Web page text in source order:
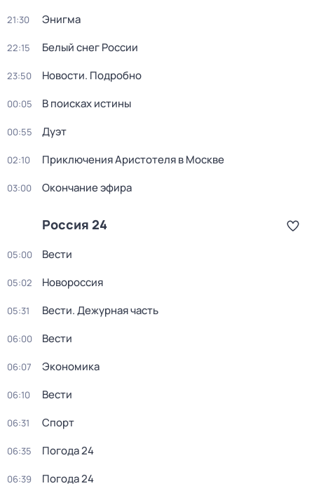
21:30 Энигма
22:15 Белый снег России
23:50 Новости. Подробно
00:05 В поисках истины
00:55 Дуэт
02:10 Приключения Аристотеля в Москве
03:00 Окончание эфира
Россия 24
05:00 Вести
05:02 Новороссия
05:31 Вести. Дежурная часть
06:00 Вести
06:07 Экономика
06:10 Вести
06:31 Спорт
06:35 Погода 24
06:39 Погода 24